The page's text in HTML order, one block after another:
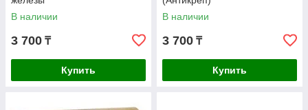
В наличии
3 700 ₸
Купить
В наличии
3 700 ₸
Купить